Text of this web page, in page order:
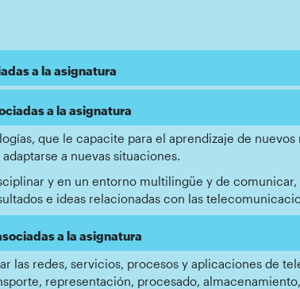
a la asignatura
a la asignatura
que le capacite para el aprendizaje de
a nuevas situaciones.
y en un entorno multilingüe y de
e ideas relacionadas con las
a la asignatura
las redes, servicios, procesos y aplicaciones de
representación, procesado,